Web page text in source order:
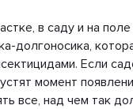
в саду и на
долгоносика,
Если
момент
все, над чем так